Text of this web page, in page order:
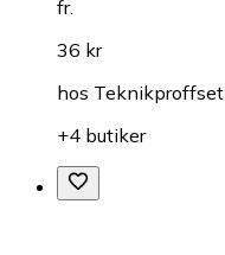
fr.
36 kr
hos Teknikproffset
+4 butiker